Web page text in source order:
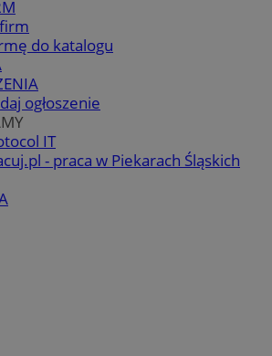
do katalogu
ogłoszenie
IT
- praca w Piekarach Śląskich